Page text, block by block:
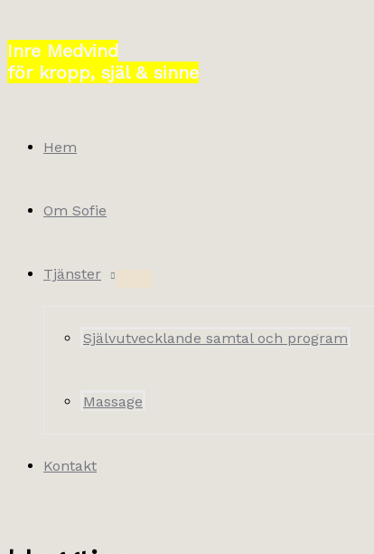
till
innehåll
Inre Medvind
för kropp, själ & sinne
Hem
Om Sofie
Tjänster
Självutvecklande samtal och program
Massage
Kontakt